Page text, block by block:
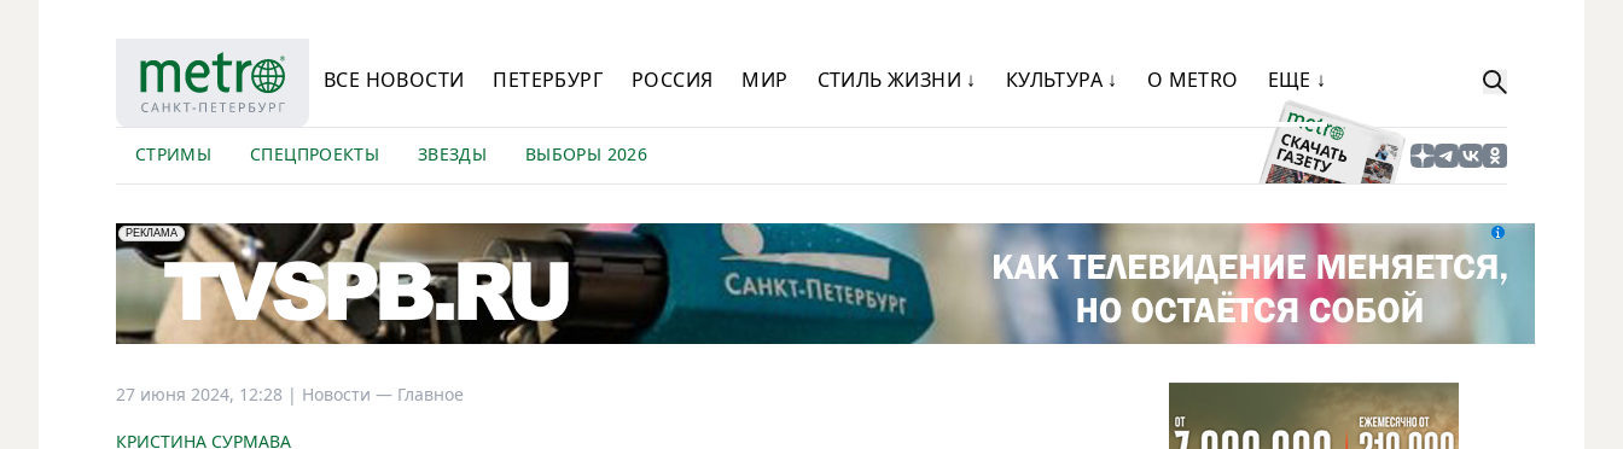
ВСЕ НОВОСТИ ПЕТЕРБУРГ РОССИЯ МИР СТИЛЬ ЖИЗНИ ↓ КУЛЬТУРА ↓ О METRO ЕЩЕ ↓
СТРИМЫ СПЕЦПРОЕКТЫ ЗВЕЗДЫ ВЫБОРЫ 2026
erid: LdtCK5Efv
РЕКЛАМА
АО "ГАТР", ИНН: 7841320717
27 июня 2024, 12:28 | Новости — Главное
КРИСТИНА СУРМАВА